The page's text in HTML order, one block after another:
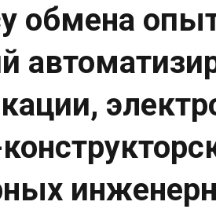
обмена